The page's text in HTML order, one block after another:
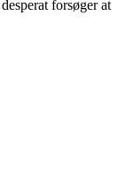
forsøger at